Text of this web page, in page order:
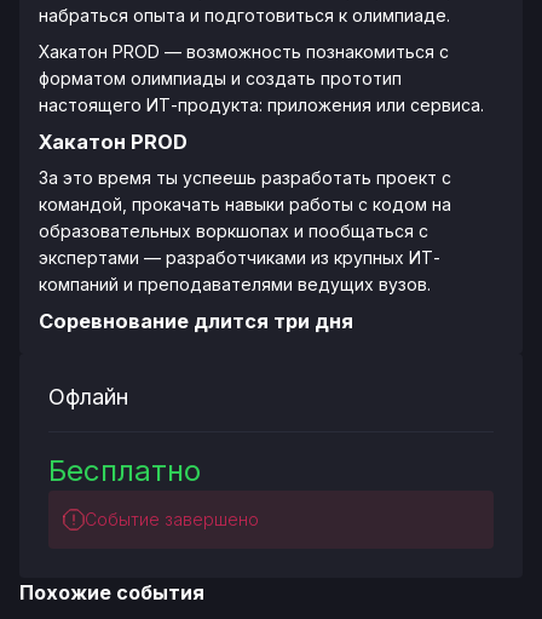
набраться опыта и подготовиться к олимпиаде.
Хакатон PROD — возможность познакомиться с
форматом олимпиады и создать прототип
настоящего ИТ-продукта: приложения или сервиса.
Хакатон PROD
За это время ты успеешь разработать проект с
командой, прокачать навыки работы с кодом на
образовательных воркшопах и пообщаться с
экспертами — разработчиками из крупных ИТ-
компаний и преподавателями ведущих вузов.
Соревнование длится три дня
Офлайн
Бесплатно
Событие завершено
Похожие события